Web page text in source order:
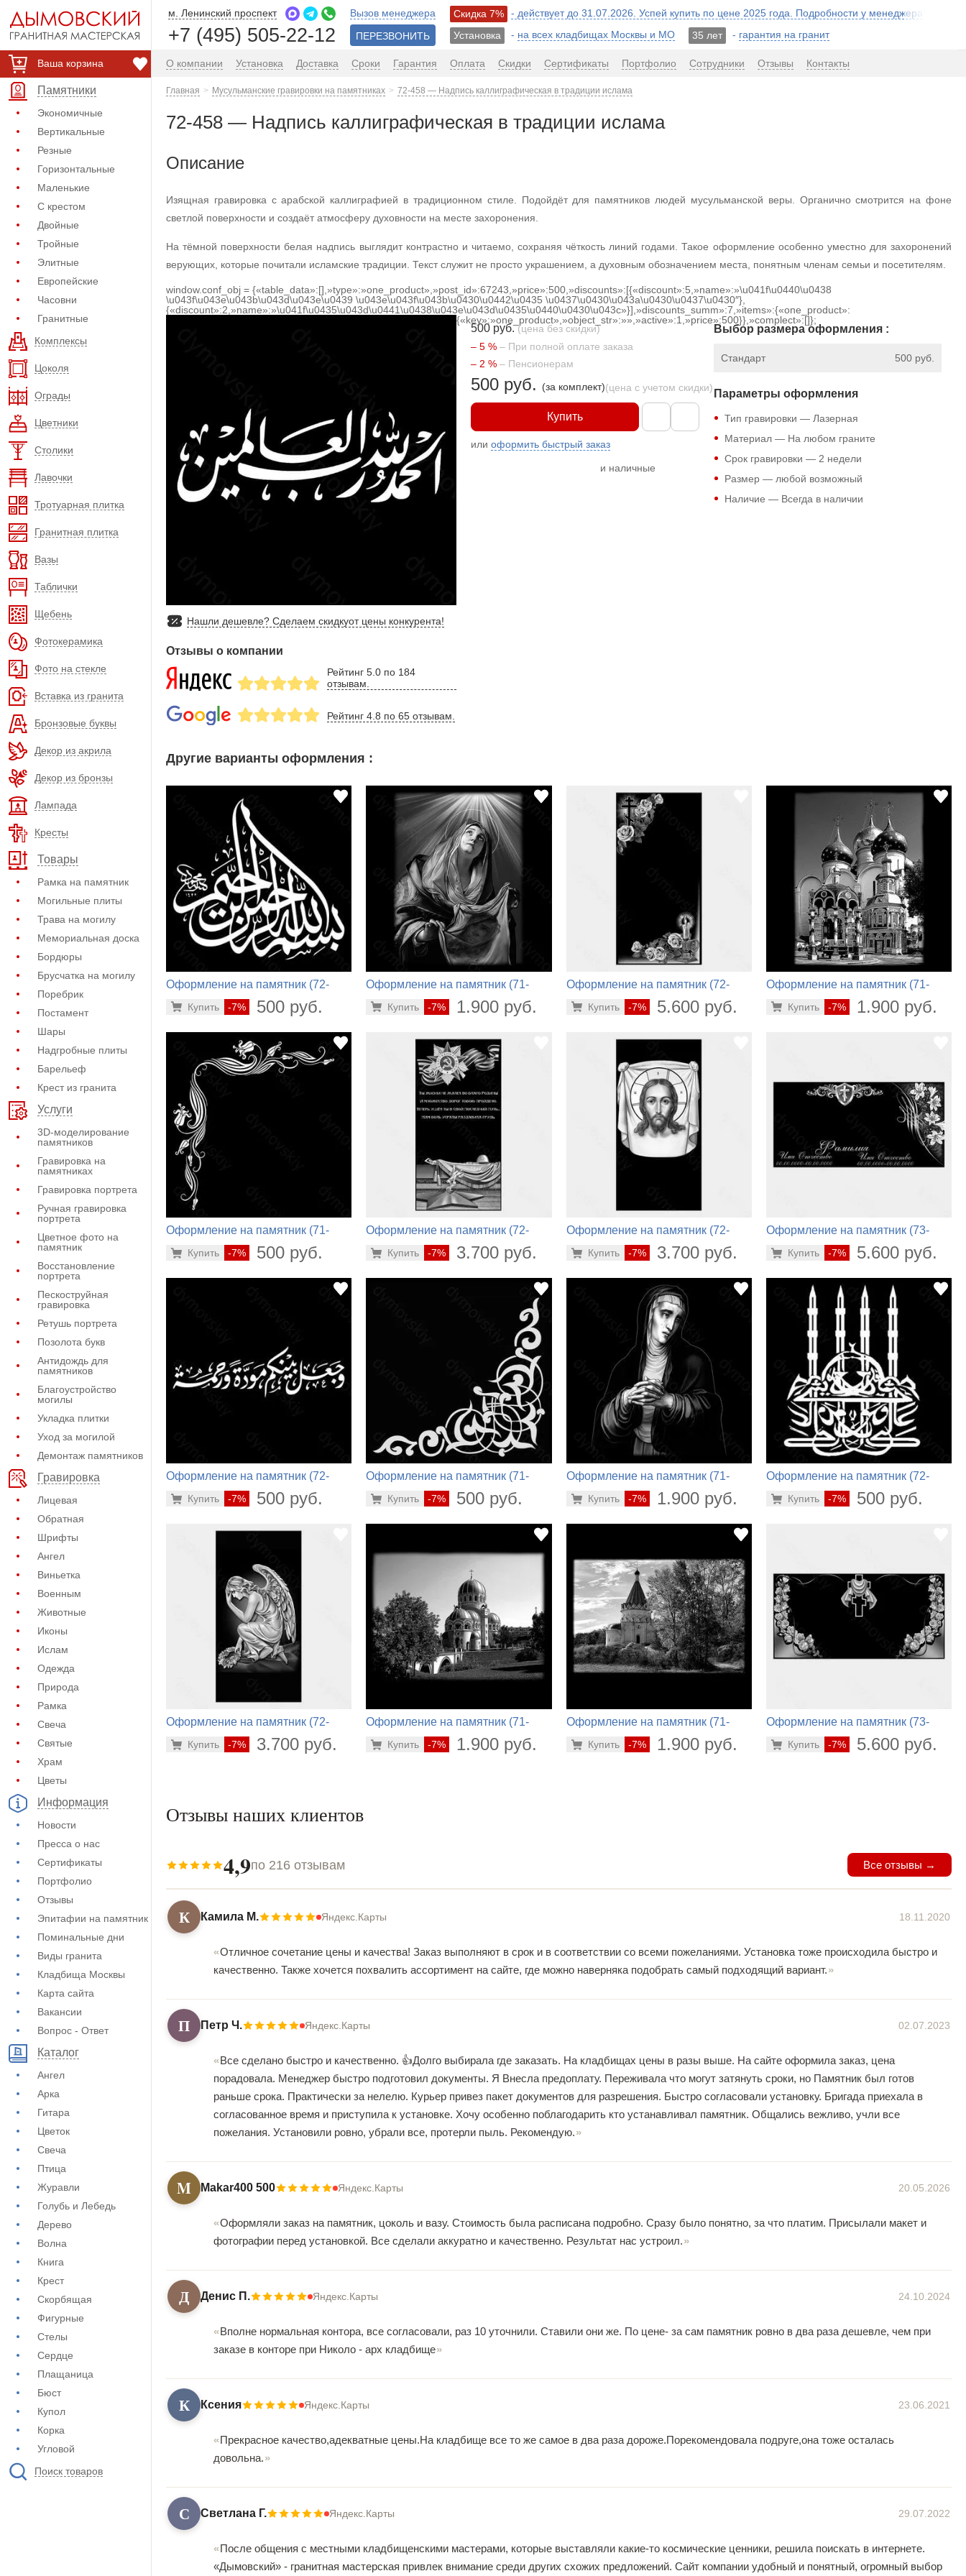
Ваша корзина
Памятники
Экономичные
Вертикальные
Резные
Горизонтальные
Маленькие
С крестом
Двойные
Тройные
Элитные
Европейские
Часовни
Гранитные
Комплексы
Цоколя
Ограды
Цветники
Столики
Лавочки
Тротуарная плитка
Гранитная плитка
Вазы
Таблички
Щебень
Фотокерамика
Фото на стекле
Вставка из гранита
Бронзовые буквы
Декор из акрила
Декор из бронзы
Лампада
Кресты
Товары
Рамка на памятник
Могильные плиты
Трава на могилу
Мемориальная доска
Бордюры
Брусчатка на могилу
Поребрик
Постамент
Шары
Надгробные плиты
Барельеф
Крест из гранита
Услуги
3D-моделирование
памятников
Гравировка на
памятниках
Гравировка портрета
Ручная гравировка
портрета
Цветное фото на
памятник
Восстановление
портрета
Пескоструйная
гравировка
Ретушь портрета
Позолота букв
Антидождь для
памятников
Благоустройство
могилы
Укладка плитки
Уход за могилой
Демонтаж памятников
Гравировка
Лицевая
Обратная
Шрифты
Ангел
Виньетка
Военным
Животные
Иконы
Ислам
Одежда
Природа
Рамка
Свеча
Святые
Храм
Цветы
Информация
Новости
Пресса о нас
Сертификаты
Портфолио
Отзывы
Эпитафии на памятник
Поминальные дни
Виды гранита
Кладбища Москвы
Карта сайта
Вакансии
Вопрос - Ответ
Каталог
Ангел
Арка
Гитара
Цветок
Свеча
Птица
Журавли
Голубь и Лебедь
Дерево
Волна
Книга
Крест
Скорбящая
Фигурные
Стелы
Сердце
Плащаница
Бюст
Купол
Корка
Угловой
Поиск товаров
м. Ленинский проспект
+7 (495) 505-22-12
Вызов менеджера
ПЕРЕЗВОНИТЬ
Скидка 7%
- действует до 31.07.2026. Успей купить по цене 2025 года. Подробности у менеджера!
Установка
- на всех кладбищах Москвы и МО 35 лет - гарантия на гранит
О компании Установка Доставка Сроки Гарантия Оплата Скидки Сертификаты Портфолио Сотрудники Отзывы Контакты
Главная Мусульманские гравировки на памятниках 72-458 — Надпись каллиграфическая в традиции ислама
72-458 — Надпись каллиграфическая в традиции ислама
Описание
Изящная гравировка с арабской каллиграфией в традиционном стиле. Подойдёт для памятников людей мусульманской веры. Органично смотрится на фоне
светлой поверхности и создаёт атмосферу духовности на месте захоронения.
На тёмной поверхности белая надпись выглядит контрастно и читаемо, сохраняя чёткость линий годами. Такое оформление особенно уместно для захоронений
верующих, которые почитали исламские традиции. Текст служит не просто украшением, а духовным обозначением места, понятным членам семьи и посетителям.
window.conf_obj = {«table_data»:[],»type»:»one_product»,»post_id»:67243,»price»:500,»discounts»:[{«discount»:5,»name»:»\u041f\u0440\u0438
\u043f\u043e\u043b\u043d\u043e\u0439 \u043e\u043f\u043b\u0430\u0442\u0435 \u0437\u0430\u043a\u0430\u0437\u0430″},
{«discount»:2,»name»:»\u041f\u0435\u043d\u0441\u0438\u043e\u043d\u0435\u0440\u0430\u043c»}],»discounts_summ»:7,»items»:{«one_product»:
{«key»:»one_product»,»object_str»:»»,»active»:1,»price»:500}},»complect»:[]};
Нашли дешевле? Сделаем скидкуот цены конкурента!
Отзывы о компании
Рейтинг 5.0 по 184
отзывам.
Рейтинг 4.8 по 65 отзывам.
500 руб. (цена без скидки)
– 5 % – При полной оплате заказа
– 2 % – Пенсионерам
500 руб. (за комплект)(цена с учетом скидки)
Купить
илиоформить быстрый заказ
и наличные
Выбор размера оформления :
500 руб.
Стандарт
Параметры оформления
Тип гравировки — Лазерная
Материал — На любом граните
Срок гравировки — 2 недели
Размер — любой возможный
Наличие — Всегда в наличии
Другие варианты оформления :
Оформление на памятник (72-
-7% 500 руб.
Купить
Оформление на памятник (71-
-7% 1.900 руб.
Купить
Оформление на памятник (72-
-7% 5.600 руб.
Купить
Оформление на памятник (71-
-7% 1.900 руб.
Купить
Оформление на памятник (71-
-7% 500 руб.
Купить
Оформление на памятник (72-
-7% 3.700 руб.
Купить
Оформление на памятник (72-
-7% 3.700 руб.
Купить
Оформление на памятник (73-
-7% 5.600 руб.
Купить
Оформление на памятник (72-
-7% 500 руб.
Купить
Оформление на памятник (71-
-7% 500 руб.
Купить
Оформление на памятник (71-
-7% 1.900 руб.
Купить
Оформление на памятник (72-
-7% 500 руб.
Купить
Оформление на памятник (72-
-7% 3.700 руб.
Купить
Оформление на памятник (71-
-7% 1.900 руб.
Купить
Оформление на памятник (71-
-7% 1.900 руб.
Купить
Оформление на памятник (73-
-7% 5.600 руб.
Купить
Отзывы наших клиентов
4,9по 216 отзывам Все отзывы →
К Камила М. Яндекс.Карты 18.11.2020
Отличное сочетание цены и качества! Заказ выполняют в срок и в соответствии со всеми пожеланиями. Установка тоже происходила быстро и
качественно. Также хочется похвалить ассортимент на сайте, где можно наверняка подобрать самый подходящий вариант.
П Петр Ч. Яндекс.Карты 02.07.2023
Все сделано быстро и качественно. 👍Долго выбирала где заказать. На кладбищах цены в разы выше. На сайте оформила заказ, цена
порадовала. Менеджер быстро подготовил документы. Я Внесла предоплату. Переживала что могут затянуть сроки, но Памятник был готов
раньше срока. Практически за нелелю. Курьер привез пакет документов для разрешения. Быстро согласовали установку. Бригада приехала в
согласованное время и приступила к установке. Хочу особенно поблагодарить кто устанавливал памятник. Общались вежливо, учли все
пожелания. Установили ровно, убрали все, протерли пыль. Рекомендую.
M Makar400 500 Яндекс.Карты 20.05.2026
Оформляли заказ на памятник, цоколь и вазу. Стоимость была расписана подробно. Сразу было понятно, за что платим. Присылали макет и
фотографии перед установкой. Все сделали аккуратно и качественно. Результат нас устроил.
Д Денис П. Яндекс.Карты 24.10.2024
Вполне нормальная контора, все согласовали, раз 10 уточнили. Ставили они же. По цене- за сам памятник ровно в два раза дешевле, чем при
заказе в конторе при Николо - арх кладбище
К Ксения Яндекс.Карты 23.06.2021
Прекрасное качество,адекватные цены.На кладбище все то же самое в два раза дороже.Порекомендовала подруге,она тоже осталась
довольна.
С Светлана Г. Яндекс.Карты 29.07.2022
После общения с местными кладбищенскими мастерами, которые выставляли какие-то космические ценники, решила поискать в интернете.
«Дымовский» - гранитная мастерская привлек внимание среди других схожих предложений. Сайт компании удобный и понятный, огромный выбор